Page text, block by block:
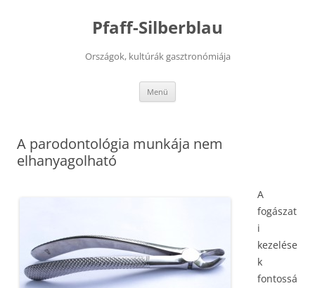
Pfaff-Silberblau
Országok, kultúrák gasztronómiája
Menü
A parodontológia munkája nem
elhanyagolható
A
fogászat
i
kezelése
k
fontossá